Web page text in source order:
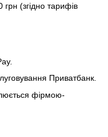
(згідно тарифів
Приватбанк.
фірмою-